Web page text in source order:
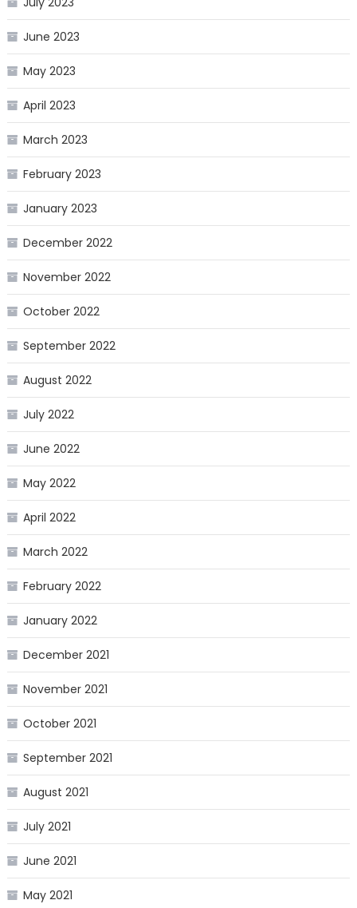
June 2023
May 2023
April 2023
March 2023
February 2023
January 2023
December 2022
November 2022
October 2022
September 2022
August 2022
July 2022
June 2022
May 2022
April 2022
March 2022
February 2022
January 2022
December 2021
November 2021
October 2021
September 2021
August 2021
July 2021
June 2021
May 2021